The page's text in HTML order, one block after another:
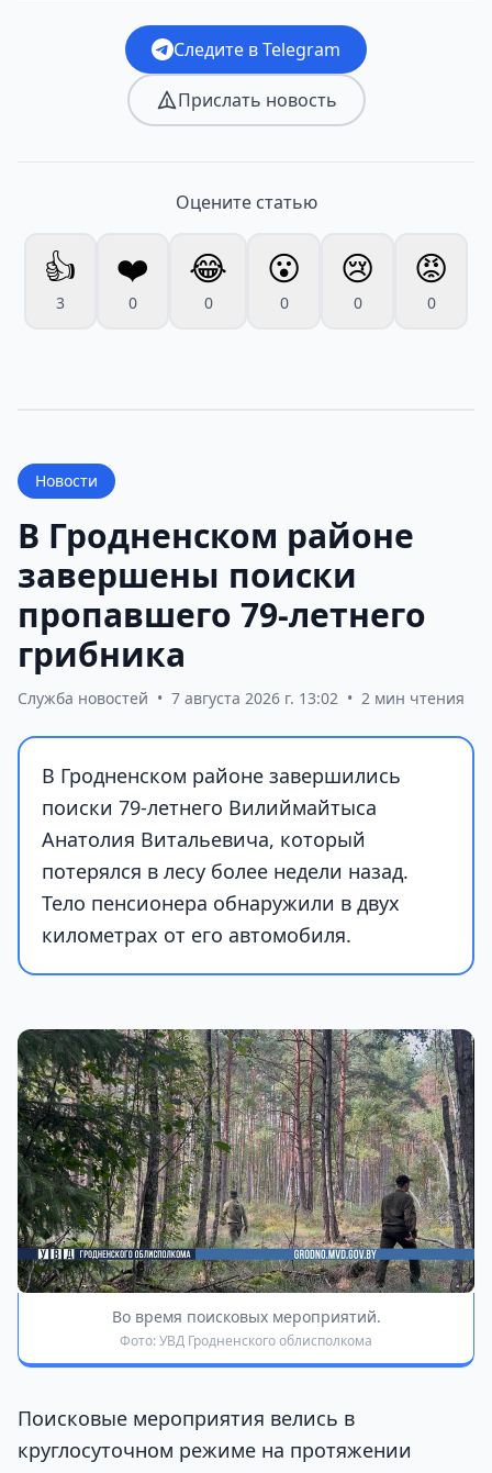
Следите в Telegram
Прислать новость
Оцените статью
👍
3
❤️
0
😂
0
😮
0
😢
0
😡
0
Новости
В Гродненском районе
завершены поиски
пропавшего 79-летнего
грибника
Служба новостей • 7 августа 2026 г. 13:02 • 2 мин чтения
В Гродненском районе завершились
поиски 79-летнего Вилиймайтыса
Анатолия Витальевича, который
потерялся в лесу более недели назад.
Тело пенсионера обнаружили в двух
километрах от его автомобиля.
Во время поисковых мероприятий.
Фото: УВД Гродненского облисполкома
Поисковые мероприятия велись в
круглосуточном режиме на протяжении